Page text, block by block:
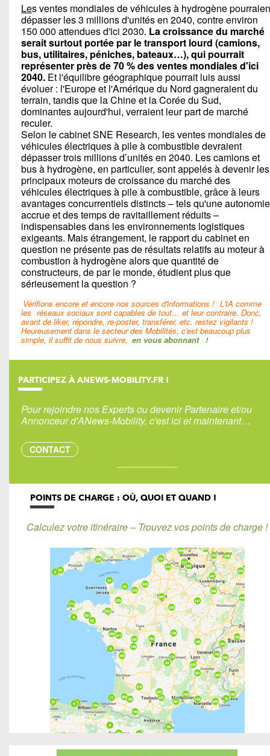
Les ventes mondiales de véhicules à hydrogène
dépasser les 3 millions d'unités en 2040, contre environ
150 000 attendues d'ici 2030. La croissance du marché
serait surtout portée par le transport lourd (camions,
bus, utilitaires, péniches, bateaux…), qui pourrait
représenter près de 70 % des ventes mondiales d'ici
2040. Et l'équilibre géographique pourrait luis aussi
évoluer : l'Europe et l'Amérique du Nord gagneraient du
terrain, tandis que la Chine et la Corée du Sud,
dominantes aujourd'hui, verraient leur part de marché
reculer.
Selon le cabinet SNE Research, les ventes mondiales de
véhicules électriques à pile à combustible devraient
dépasser trois millions d’unités en 2040. Les camions et
bus à hydrogène, en particulier, sont appelés à devenir les
principaux moteurs de croissance du marché des
véhicules électriques à pile à combustible, grâce à leurs
avantages concurrentiels distincts – tels qu'une autonomie
accrue et des temps de ravitaillement réduits –
indispensables dans les environnements logistiques
exigeants. Mais étrangement, le rapport du cabinet en
question ne présente pas de résultats relatifs au moteur à
combustion à hydrogène alors que quantité de
constructeurs, de par le monde, étudient plus que
sérieusement la question ?
Vérifions encore et encore nos sources d'informations ! L'IA comme
les réseaux sociaux sont capables de tout… et leur contraire. Donc,
avant de liker, répondre, re-poster, transférer, etc. restez vigilants !
Heureusement dans le secteur des Mobilités, c'est beaucoup plus
simple, il suffit de nous suivre, en vous abonnant !
PARTICIPEZ À ANEWS-MOBILITY.FR !
Pour rejoindre nos Experts ou devenir Partenaire et/ou
Annonceur d'ANews-Mobility, c'est ici et maintenant…
CONTACT
POINTS DE CHARGE : OÙ, QUOI ET QUAND !
Calculez votre itinéraire – Trouvez vos points de charge !